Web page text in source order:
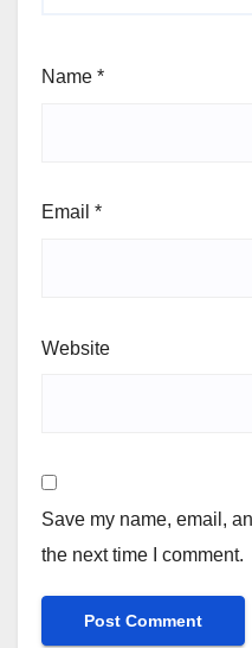
Name *
Email *
Website
Save my name, email,
the next time I comment.